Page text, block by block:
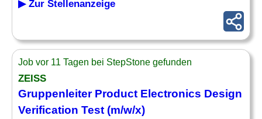
▶ Zur Stellenanzeige
Job vor 11 Tagen bei StepStone gefunden
ZEISS
Gruppenleiter Product Electronics Design
Verification Test (m/w/x)